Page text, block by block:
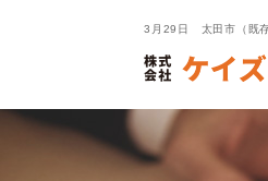
3月29日 太田市（既